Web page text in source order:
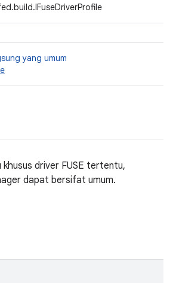
yang umum
khusus driver FUSE tertentu,
dapat bersifat umum.